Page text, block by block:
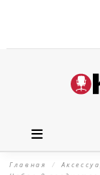
Главная